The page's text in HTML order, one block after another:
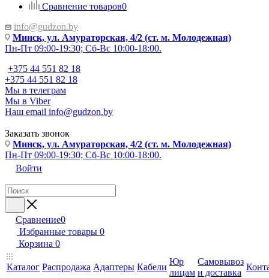
Сравнение товаров0
info@gudzon.by
Минск, ул. Амураторская, 4/2 (ст. м. Молодежная)
Пн-Пт 09:00-19:30; Сб-Вс 10:00-18:00.
+375 44 551 82 18
+375 44 551 82 18
Мы в телеграм
Мы в Viber
Наш email info@gudzon.by
Заказать звонок
Минск, ул. Амураторская, 4/2 (ст. м. Молодежная)
Пн-Пт 09:00-19:30; Сб-Вс 10:00-18:00.
Войти
Сравнение0
Избранные товары 0
Корзина 0
Каталог Распродажа Адаптеры Кабели
Юр
лицам
Самовывоз
и доставка